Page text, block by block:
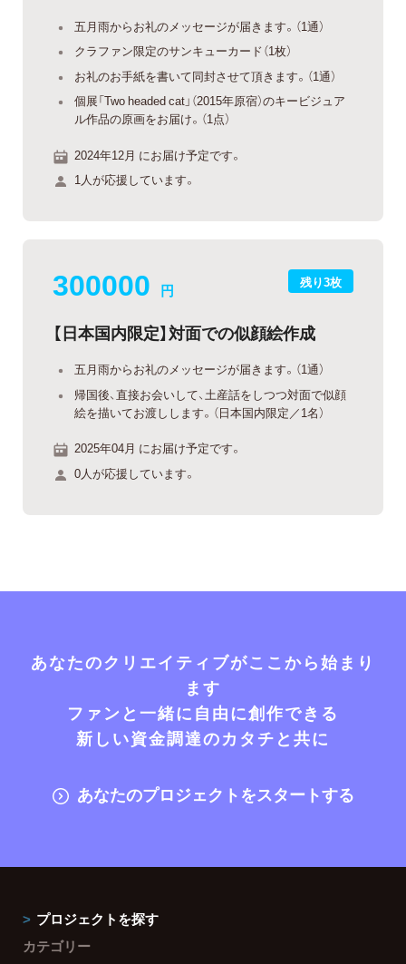
五月雨からお礼のメッセージが届きます。（1通）
クラファン限定のサンキューカード（1枚）
お礼のお手紙を書いて同封させて頂きます。（1通）
個展「Two headed cat」（2015年原宿）のキービジュア
ル作品の原画をお届け。（1点）
2024年12月 にお届け予定です。
1人が応援しています。
残り3枚
300000 円
【日本国内限定】対面での似顔絵作成
五月雨からお礼のメッセージが届きます。（1通）
帰国後、直接お会いして、土産話をしつつ対面で似顔
絵を描いてお渡しします。（日本国内限定／1名）
2025年04月 にお届け予定です。
0人が応援しています。
あなたのクリエイティブがここから始まり
ます
ファンと一緒に自由に創作できる
新しい資金調達のカタチと共に
あなたのプロジェクトをスタートする
プロジェクトを探す
カテゴリー